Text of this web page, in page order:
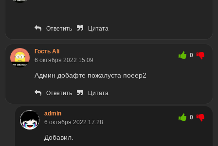
Ответить Цитата
Гость Ali
6 октября 2022 15:09
0
Админ добафте пожалуста поеер2
Ответить Цитата
admin
6 октября 2022 17:28
0
Добавил.